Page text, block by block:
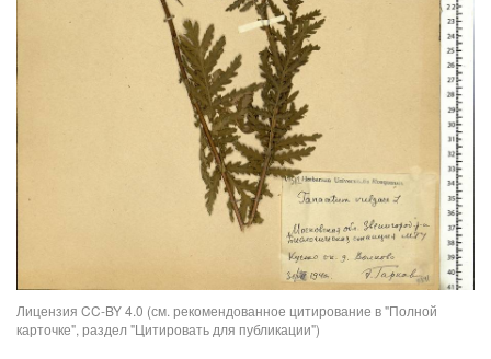
Лицензия CC-BY 4.0 (см. рекомендованное цитирование в "Полной
карточке", раздел "Цитировать для публикации")